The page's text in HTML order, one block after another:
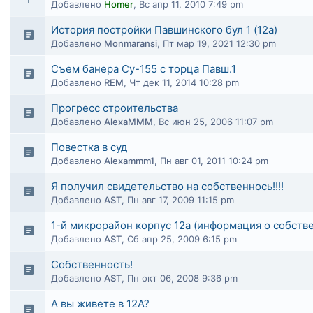
Добавлено Homer, Вс апр 11, 2010 7:49 pm
История постройки Павшинского бул 1 (12а)
Добавлено Monmaransi, Пт мар 19, 2021 12:30 pm
Съем банера Су-155 с торца Павш.1
Добавлено REM, Чт дек 11, 2014 10:28 pm
Прогресс строительства
Добавлено AlexaMMM, Вс июн 25, 2006 11:07 pm
Повестка в суд
Добавлено Alexammm1, Пн авг 01, 2011 10:24 pm
Я получил свидетельство на собственнось!!!!
Добавлено AST, Пн авг 17, 2009 11:15 pm
1-й микрорайон корпус 12а (информация о
Добавлено AST, Сб апр 25, 2009 6:15 pm
Собственность!
Добавлено AST, Пн окт 06, 2008 9:36 pm
А вы живете в 12А?